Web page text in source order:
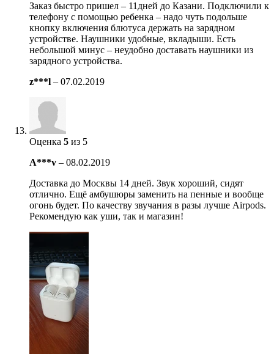
Заказ быстро пришел – 11дней до Казани. Подключили к
телефону с помощью ребенка – надо чуть подольше
кнопку включения блютуса держать на зарядном
устройстве. Наушники удобные, вкладыши. Есть
небольшой минус – неудобно доставать наушники из
зарядного устройства.
z***l – 07.02.2019
Оценка 5 из 5
A***v – 08.02.2019
Доставка до Москвы 14 дней. Звук хороший, сидят
отлично. Ещё амбушюры заменить на пенные и вообще
огонь будет. По качеству звучания в разы лучше Airpods.
Рекомендую как уши, так и магазин!